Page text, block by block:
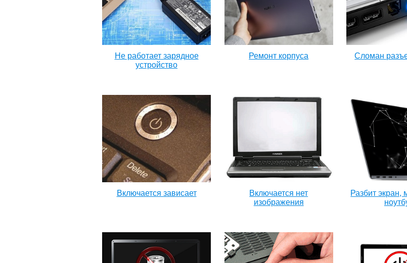
Не работает зарядное
устройство
Ремонт корпуса Сломан
Включается зависает
Включается нет
изображения
Разбит экран,